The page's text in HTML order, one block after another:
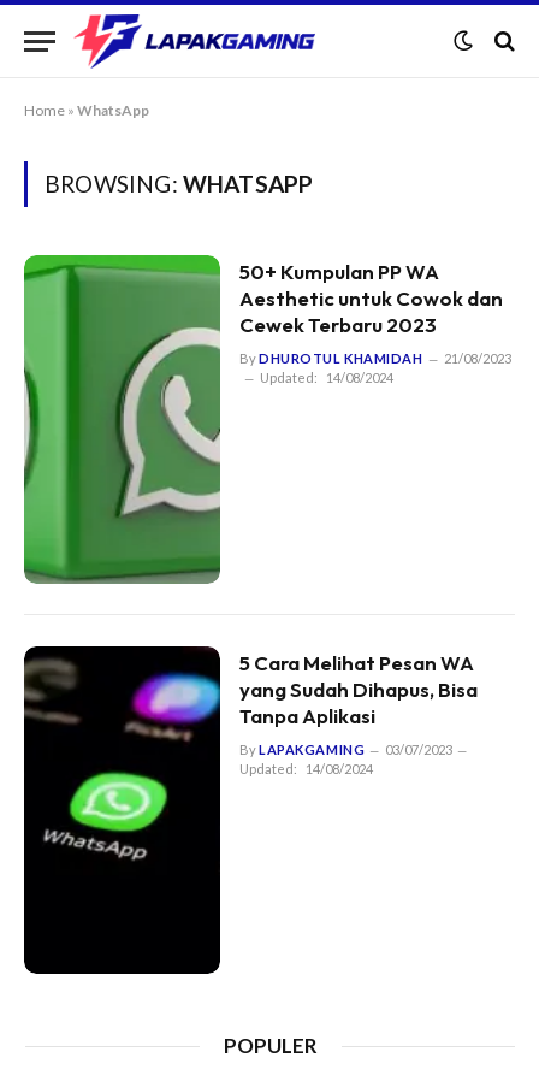
Home » WhatsApp
BROWSING: WHATSAPP
50+ Kumpulan PP WA
Aesthetic untuk Cowok dan
Cewek Terbaru 2023
ByDHUROTUL KHAMIDAH
21/08/2023
Updated:
14/08/2024
5 Cara Melihat Pesan WA
yang Sudah Dihapus, Bisa
Tanpa Aplikasi
ByLAPAKGAMING
03/07/2023
Updated:
14/08/2024
POPULER